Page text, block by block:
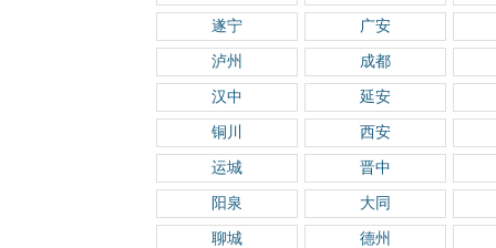
遂宁 广安
泸州 成都
汉中 延安
铜川 西安
运城 晋中
阳泉 大同
聊城 德州